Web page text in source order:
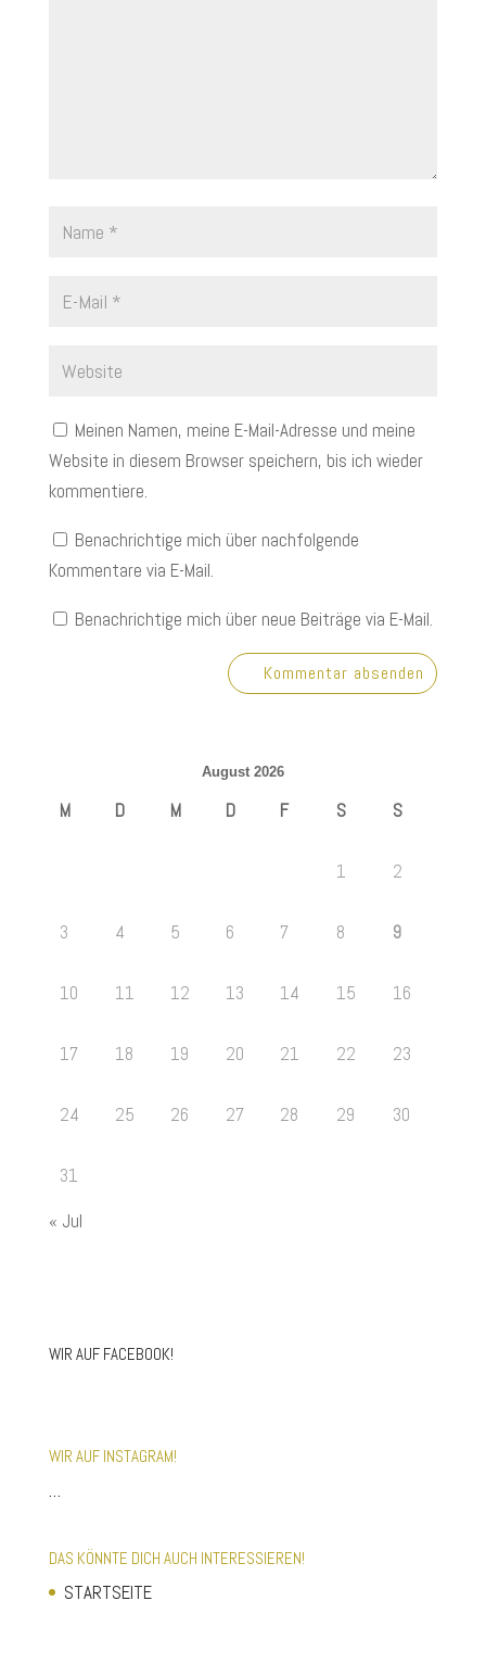
Meinen Namen, meine E-Mail-Adresse und meine
Website in diesem Browser speichern, bis ich wieder
kommentiere.
Benachrichtige mich über nachfolgende
Kommentare via E-Mail.
Benachrichtige mich über neue Beiträge via E-Mail.
August 2026
M D M D F S S
1 2
3 4 5 6 7 8 9
10 11 12 13 14 15 16
17 18 19 20 21 22 23
24 25 26 27 28 29 30
31
« Jul
WIR AUF FACEBOOK!
WIR AUF INSTAGRAM!
…
DAS KÖNNTE DICH AUCH INTERESSIEREN!
STARTSEITE